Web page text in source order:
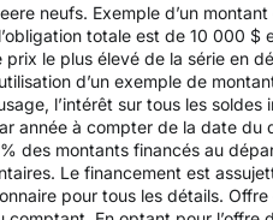
neufs. Exemple d’un montant
totale est de 10 000 $
le plus élevé de la série en
d’un exemple de
l’intérêt sur tous les soldes
année à compter de la date du
des montants financés au
Le financement est
pour tous les détails. Offre